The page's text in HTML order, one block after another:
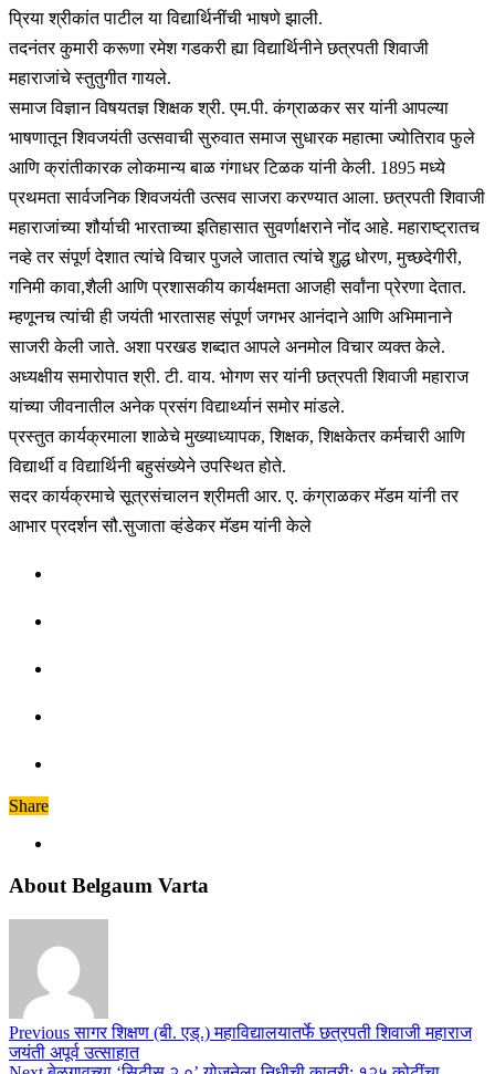
प्रिया श्रीकांत पाटील या विद्यार्थिनींची भाषणे झाली.
तदनंतर कुमारी करूणा रमेश गडकरी ह्या विद्यार्थिनीने छत्रपती शिवाजी
महाराजांचे स्तुतुगीत गायले.
समाज विज्ञान विषयतज्ञ शिक्षक श्री. एम.पी. कंग्राळकर सर यांनी आपल्या
भाषणातून शिवजयंती उत्सवाची सुरुवात समाज सुधारक महात्मा ज्योतिराव फुले
आणि क्रांतीकारक लोकमान्य बाळ गंगाधर टिळक यांनी केली. 1895 मध्ये
प्रथमता सार्वजनिक शिवजयंती उत्सव साजरा करण्यात आला. छत्रपती शिवाजी
महाराजांच्या शौर्याची भारताच्या इतिहासात सुवर्णाक्षराने नोंद आहे. महाराष्ट्रातच
नव्हे तर संपूर्ण देशात त्यांचे विचार पुजले जातात त्यांचे शुद्ध धोरण, मुच्छदेगीरी,
गनिमी कावा,शैली आणि प्रशासकीय कार्यक्षमता आजही सर्वांना प्रेरणा देतात.
म्हणूनच त्यांची ही जयंती भारतासह संपूर्ण जगभर आनंदाने आणि अभिमानाने
साजरी केली जाते. अशा परखड शब्दात आपले अनमोल विचार व्यक्त केले.
अध्यक्षीय समारोपात श्री. टी. वाय. भोगण सर यांनी छत्रपती शिवाजी महाराज
यांच्या जीवनातील अनेक प्रसंग विद्यार्थ्यानं समोर मांडले.
प्रस्तुत कार्यक्रमाला शाळेचे मुख्याध्यापक, शिक्षक, शिक्षकेतर कर्मचारी आणि
विद्यार्थी व विद्यार्थिनी बहुसंख्येने उपस्थित होते.
सदर कार्यक्रमाचे सूत्रसंचालन श्रीमती आर. ए. कंग्राळकर मॅडम यांनी तर
आभार प्रदर्शन सौ.सुजाता व्हंडेकर मॅडम यांनी केले
Share
About Belgaum Varta
Previousसागर शिक्षण (बी. एड्.) महाविद्यालयातर्फे छत्रपती शिवाजी महाराज
जयंती अपूर्व उत्साहात